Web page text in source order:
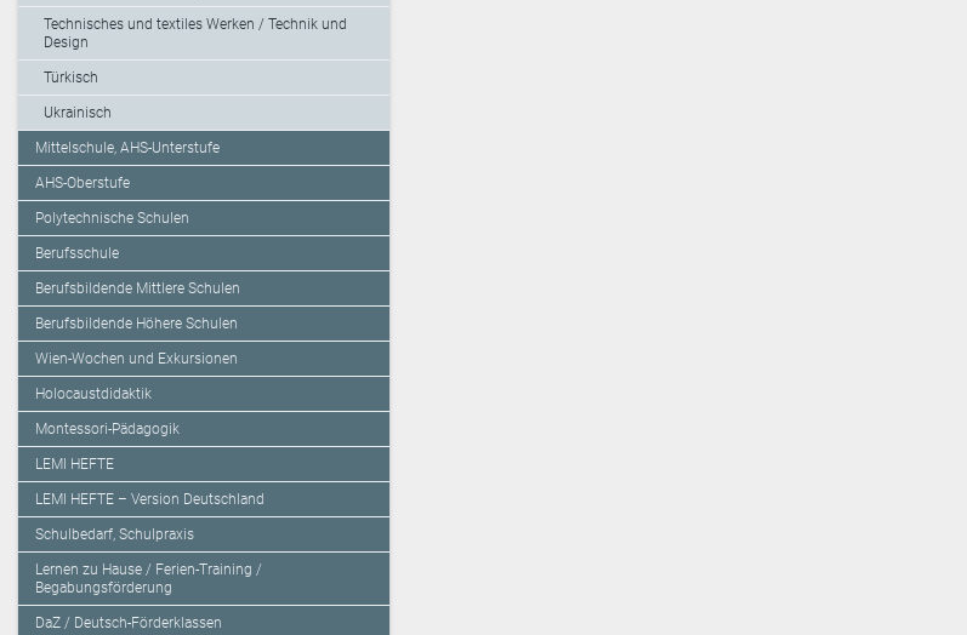
Technisches und textiles Werken / Technik und
Design
Türkisch
Ukrainisch
Mittelschule, AHS-Unterstufe
AHS-Oberstufe
Polytechnische Schulen
Berufsschule
Berufsbildende Mittlere Schulen
Berufsbildende Höhere Schulen
Wien-Wochen und Exkursionen
Holocaustdidaktik
Montessori-Pädagogik
LEMI HEFTE
LEMI HEFTE – Version Deutschland
Schulbedarf, Schulpraxis
Lernen zu Hause / Ferien-Training /
Begabungsförderung
DaZ / Deutsch-Förderklassen